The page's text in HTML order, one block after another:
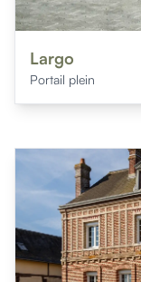
Largo
Portail plein